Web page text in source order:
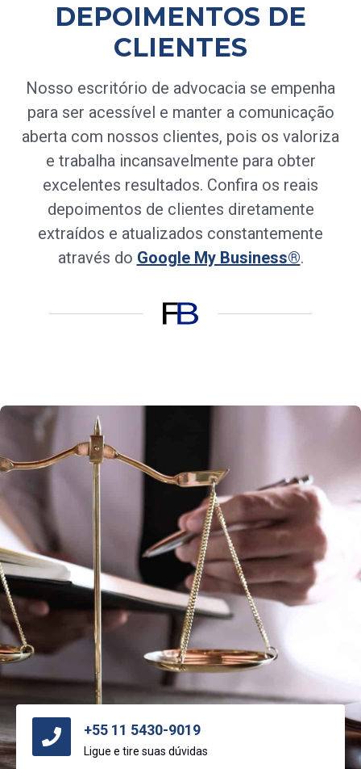
+55 11 5430-9019
Ligue e tire suas dúvidas
DEPOIMENTOS DE
CLIENTES
Nosso escritório de advocacia se empenha
para ser acessível e manter a comunicação
aberta com nossos clientes, pois os valoriza
e trabalha incansavelmente para obter
excelentes resultados. Confira os reais
depoimentos de clientes diretamente
extraídos e atualizados constantemente
através do Google My Business®.